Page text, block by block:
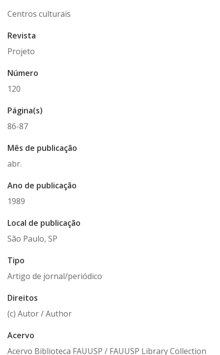
Centros culturais
Revista
Projeto
Número
120
Página(s)
86-87
Mês de publicação
abr.
Ano de publicação
1989
Local de publicação
São Paulo, SP
Tipo
Artigo de jornal/periódico
Direitos
(c) Autor / Author
Acervo
Acervo Biblioteca FAUUSP / FAUUSP Library Collection